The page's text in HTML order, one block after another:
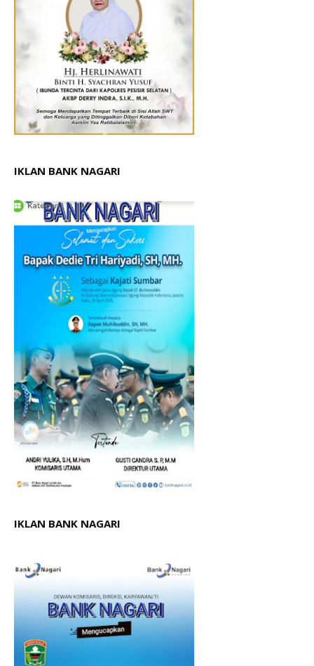
IKLAN BANK NAGARI
IKLAN BANK NAGARI